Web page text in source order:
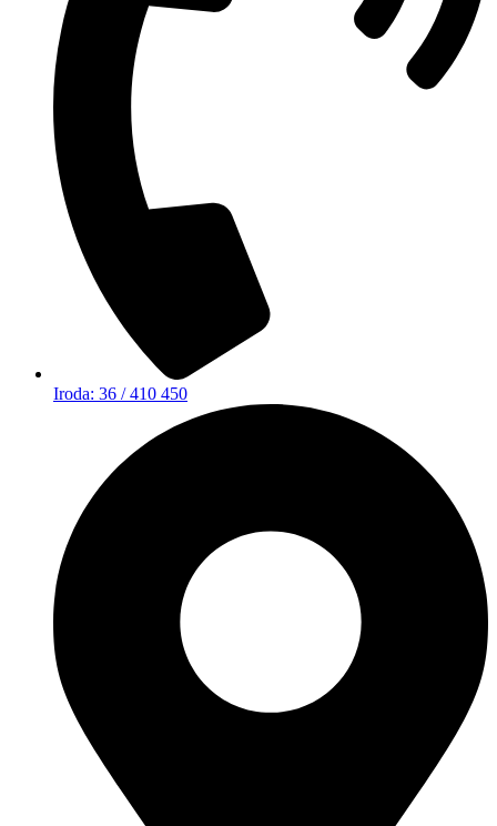
Iroda: 36 / 410 450